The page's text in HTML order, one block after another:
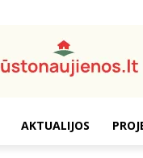
AKTUALIJOS